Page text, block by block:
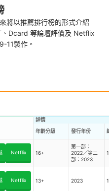
將以推薦排行榜的形式介紹
Dcard 等論壇評價及 Netflix
11製作。
詳情
年齡分級
發行年份
Netflix 16+
第一部：
2022／第二
部：2023
Netflix 13+ 2023